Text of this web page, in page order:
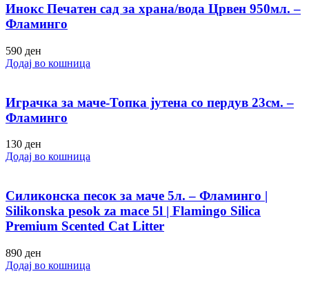
Инокс Печатен сад за храна/вода Црвен 950мл. –
Фламинго
590 ден
Додај во кошница
Играчка за маче-Топка јутена со пердув 23см. –
Фламинго
130 ден
Додај во кошница
Силиконска песок за маче 5л. – Фламинго |
Silikonska pesok za mace 5l | Flamingo Silica
Premium Scented Cat Litter
890 ден
Додај во кошница